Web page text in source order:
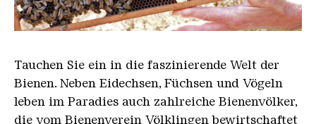
Bienen 2
Tauchen Sie ein in die faszinierende Welt der
Bienen. Neben Eidechsen, Füchsen und Vögeln
leben im Paradies auch zahlreiche Bienenvölker,
die vom Bienenverein Völklingen bewirtschaftet